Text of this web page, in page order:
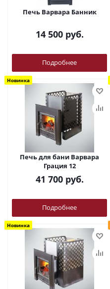
Печь Варвара Банник
14 500руб.
Подробнее
Новинка
Печь для бани Варвара
Грация 12
41 700руб.
Подробнее
Новинка